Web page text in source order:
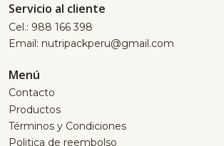
Servicio al cliente
Cel.: 988 166 398
Email: nutripackperu@gmail.com
Menú
Contacto
Productos
Términos y Condiciones
Politica de reembolso